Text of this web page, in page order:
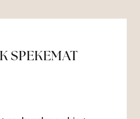
SPEKEMAT